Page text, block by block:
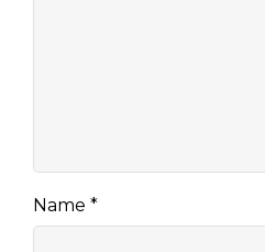
Name *